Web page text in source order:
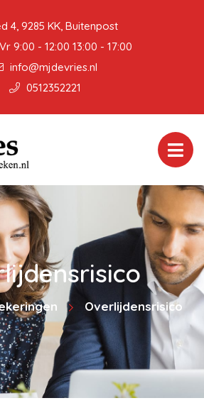
4, 9285 KK, Buitenpost
9:00 - 12:00 13:00 - 17:00
info@mjdevries.nl
0512352221
Overlijdensrisico